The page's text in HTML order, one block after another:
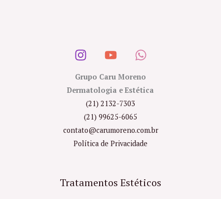
Grupo Caru Moreno
Dermatologia e Estética
(21) 2132-7303
(21) 99625-6065
contato@carumoreno.com.br
Política de Privacidade
Tratamentos Estéticos